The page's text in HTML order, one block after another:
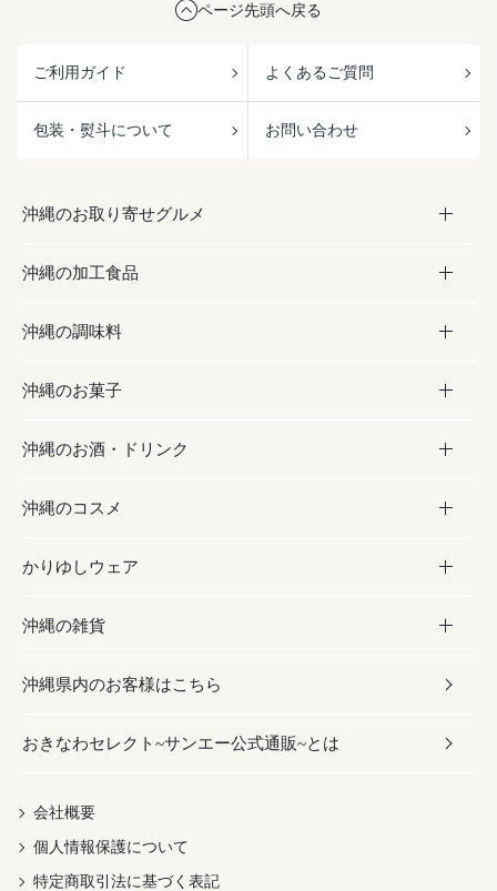
ページ先頭へ戻る
ご利用ガイド よくあるご質問
包装・熨斗について お問い合わせ
沖縄のお取り寄せグルメ
お取り寄せグルメ
フルーツ・野菜
お肉
海産物
沖縄の加工食品
加工食品
缶詰／パウチ
沖縄料理
沖縄そば／乾麺
レトルト食品
乾物／粉類
沖縄の調味料
調味料
砂糖／黒砂糖
塩
お酢／ドレッシング
しょうゆ
みそ
だし／スパイス／島唐辛子
沖縄のお菓子
お菓子
黒糖
ちんすこう
伝統菓子
スナック
おつまみ
紅芋
沖縄のお酒・ドリンク
お酒・ドリンク
泡盛
ビール・チューハイ
ワイン・ウィスキー・カクテル
ドリンク
茶葉
沖縄のコスメ
コスメ
スキンケア
ボディケア
ヘアケア
UVケア
かりゆしウェア
かりゆしウェア
メンズ
レディース
沖縄の雑貨
雑貨
沖縄ファッション
伝統工芸品
沖縄県内のお客様はこちら
おきなわセレクト~サンエー公式通販~とは
会社概要
個人情報保護について
特定商取引法に基づく表記